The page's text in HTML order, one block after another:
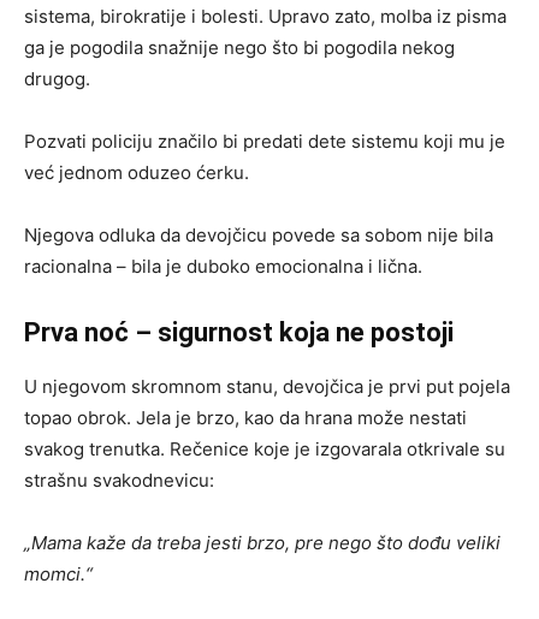
sistema, birokratije i bolesti. Upravo zato, molba iz pisma
ga je pogodila snažnije nego što bi pogodila nekog
drugog.
Pozvati policiju značilo bi predati dete sistemu koji mu je
već jednom oduzeo ćerku.
Njegova odluka da devojčicu povede sa sobom nije bila
racionalna – bila je duboko emocionalna i lična.
Prva noć – sigurnost koja ne postoji
U njegovom skromnom stanu, devojčica je prvi put pojela
topao obrok. Jela je brzo, kao da hrana može nestati
svakog trenutka. Rečenice koje je izgovarala otkrivale su
strašnu svakodnevicu:
„Mama kaže da treba jesti brzo, pre nego što dođu veliki
momci.“